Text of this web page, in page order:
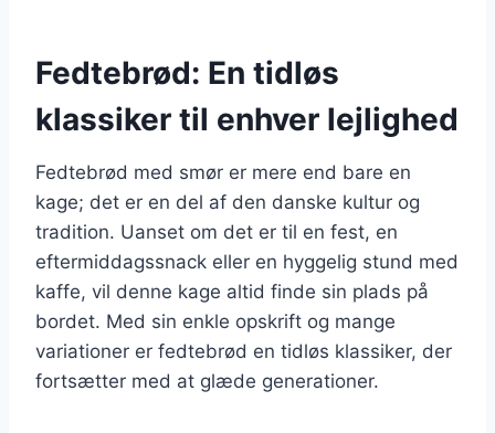
Fedtebrød: En tidløs
klassiker til enhver lejlighed
Fedtebrød med smør er mere end bare en
kage; det er en del af den danske kultur og
tradition. Uanset om det er til en fest, en
eftermiddagssnack eller en hyggelig stund med
kaffe, vil denne kage altid finde sin plads på
bordet. Med sin enkle opskrift og mange
variationer er fedtebrød en tidløs klassiker, der
fortsætter med at glæde generationer.